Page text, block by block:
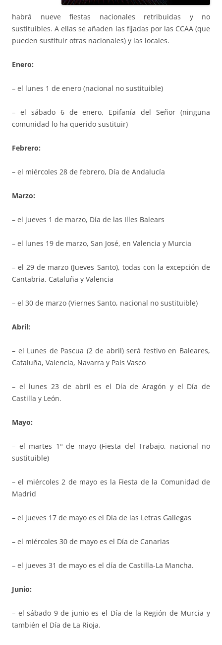
habrá nueve fiestas nacionales retribuidas y no
sustituibles. A ellas se añaden las fijadas por las CCAA (que
pueden sustituir otras nacionales) y las locales.
Enero:
– el lunes 1 de enero (nacional no sustituible)
– el sábado 6 de enero, Epifanía del Señor (ninguna
comunidad lo ha querido sustituir)
Febrero:
– el miércoles 28 de febrero, Día de Andalucía
Marzo:
– el jueves 1 de marzo, Día de las Illes Balears
– el lunes 19 de marzo, San José, en Valencia y Murcia
– el 29 de marzo (Jueves Santo), todas con la excepción de
Cantabria, Cataluña y Valencia
– el 30 de marzo (Viernes Santo, nacional no sustituible)
Abril:
– el Lunes de Pascua (2 de abril) será festivo en Baleares,
Cataluña, Valencia, Navarra y País Vasco
– el lunes 23 de abril es el Día de Aragón y el Día de
Castilla y León.
Mayo:
– el martes 1º de mayo (Fiesta del Trabajo, nacional no
sustituible)
– el miércoles 2 de mayo es la Fiesta de la Comunidad de
Madrid
– el jueves 17 de mayo es el Día de las Letras Gallegas
– el miércoles 30 de mayo es el Día de Canarias
– el jueves 31 de mayo es el día de Castilla-La Mancha.
Junio:
– el sábado 9 de junio es el Día de la Región de Murcia y
también el Día de La Rioja.